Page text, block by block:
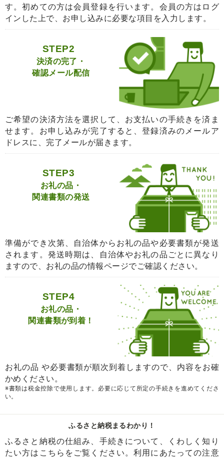
す。初めての方は会員登録を行います。会員の方はログ
インした上で、お申し込みに必要な項目を入力します。
STEP2
決済の完了・
確認メール配信
ご希望の決済方法を選択して、お支払いの手続きを済ま
せます。お申し込みが完了すると、登録済みのメールア
ドレスに、完了メールが届きます。
STEP3
お礼の品・
関連書類の発送
準備ができ次第、自治体からお礼の品や必要書類が発送
されます。発送時期は、自治体やお礼の品ごとに異なり
ますので、お礼の品の情報ページでご確認ください。
STEP4
お礼の品・
関連書類が到着！
お礼の品 や必要書類が順次到着しますので、内容をお確
かめください。
※書類は税金控除で使用します。必要に応じて所定の手続きを進めてくださ
い。
ふるさと納税まるわかり！
ふるさと納税の仕組み、手続きについて、くわしく知り
たい方はこちらをご覧ください。利用にあたっての注意